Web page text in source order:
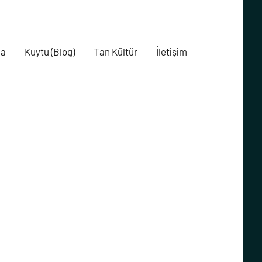
Kuytu (Blog) Tan Kültür İletişim